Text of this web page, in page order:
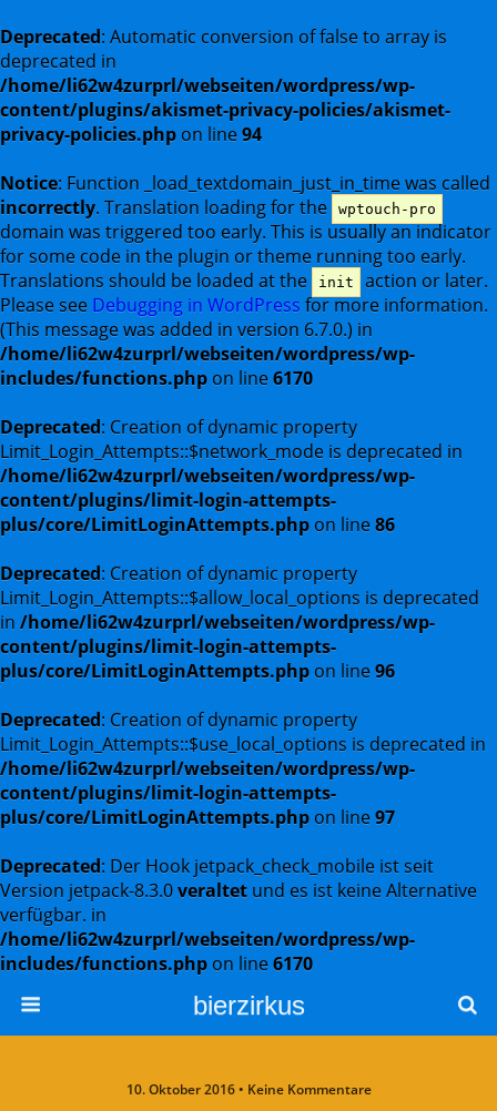
Deprecated: Automatic conversion of false to array is
deprecated in
/home/li62w4zurprl/webseiten/wordpress/wp-
content/plugins/akismet-privacy-policies/akismet-
privacy-policies.php on line94
Notice: Function _load_textdomain_just_in_time was called
incorrectly. Translation loading for the wptouch-pro
domain was triggered too early. This is usually an indicator
for some code in the plugin or theme running too early.
Translations should be loaded at the
init
action or later.
Please see Debugging in WordPress for more information.
(This message was added in version 6.7.0.) in
/home/li62w4zurprl/webseiten/wordpress/wp-
includes/functions.php on line6170
Deprecated: Creation of dynamic property
Limit_Login_Attempts::$network_mode is deprecated in
/home/li62w4zurprl/webseiten/wordpress/wp-
content/plugins/limit-login-attempts-
plus/core/LimitLoginAttempts.php on line86
Deprecated: Creation of dynamic property
Limit_Login_Attempts::$allow_local_options is deprecated
in /home/li62w4zurprl/webseiten/wordpress/wp-
content/plugins/limit-login-attempts-
plus/core/LimitLoginAttempts.php on line96
Deprecated: Creation of dynamic property
Limit_Login_Attempts::$use_local_options is deprecated in
/home/li62w4zurprl/webseiten/wordpress/wp-
content/plugins/limit-login-attempts-
plus/core/LimitLoginAttempts.php on line97
Deprecated: Der Hook jetpack_check_mobile ist seit
Version jetpack-8.3.0veraltet und es ist keine Alternative
verfügbar. in
/home/li62w4zurprl/webseiten/wordpress/wp-
includes/functions.php on line6170
bierzirkus
10. Oktober 2016 • Keine Kommentare